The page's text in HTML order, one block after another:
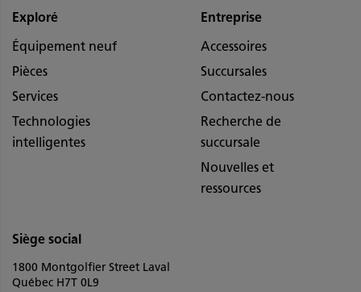
Exploré
Équipement neuf
Pièces
Services
Technologies
intelligentes
Entreprise
Accessoires
Succursales
Contactez-nous
Recherche de
succursale
Nouvelles et
ressources
Siège social
1800 Montgolfier Street Laval
Québec H7T 0L9